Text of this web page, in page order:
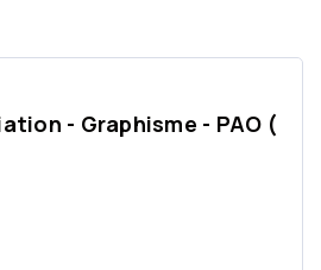
- Graphisme - PAO (